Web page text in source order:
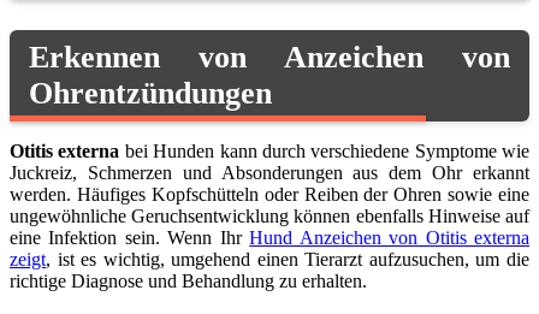
Erkennen von Anzeichen von
Ohrentzündungen
Otitis externa bei Hunden kann durch verschiedene Symptome wie
Juckreiz, Schmerzen und Absonderungen aus dem Ohr erkannt
werden. Häufiges Kopfschütteln oder Reiben der Ohren sowie eine
ungewöhnliche Geruchsentwicklung können ebenfalls Hinweise auf
eine Infektion sein. Wenn IhrHund Anzeichen von Otitis externa
zeigt, ist es wichtig, umgehend einen Tierarzt aufzusuchen, um die
richtige Diagnose und Behandlung zu erhalten.